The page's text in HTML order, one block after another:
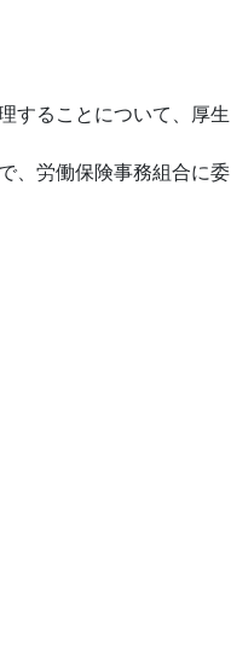
することについて、厚生
、労働保険事務組合に委